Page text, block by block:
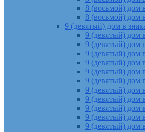
8 (восьмой) дом
8 (восьмой) дом
9 (девятый) дом в
9 (девятый) дом
9 (девятый) дом
9 (девятый) дом
9 (девятый) дом
9 (девятый) дом
9 (девятый) дом
9 (девятый) дом
9 (девятый) дом
9 (девятый) дом
9 (девятый) дом
9 (девятый) дом